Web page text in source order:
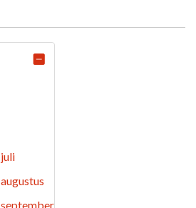
juli
augustus
september